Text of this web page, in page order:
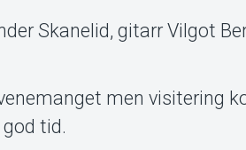
Skanelid, gitarr Vilgot
men visitering
tid.